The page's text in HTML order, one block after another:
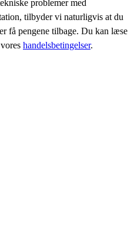
problemer med
tilbyder vi naturligvis at du
få pengene tilbage. Du kan læse
handelsbetingelser.